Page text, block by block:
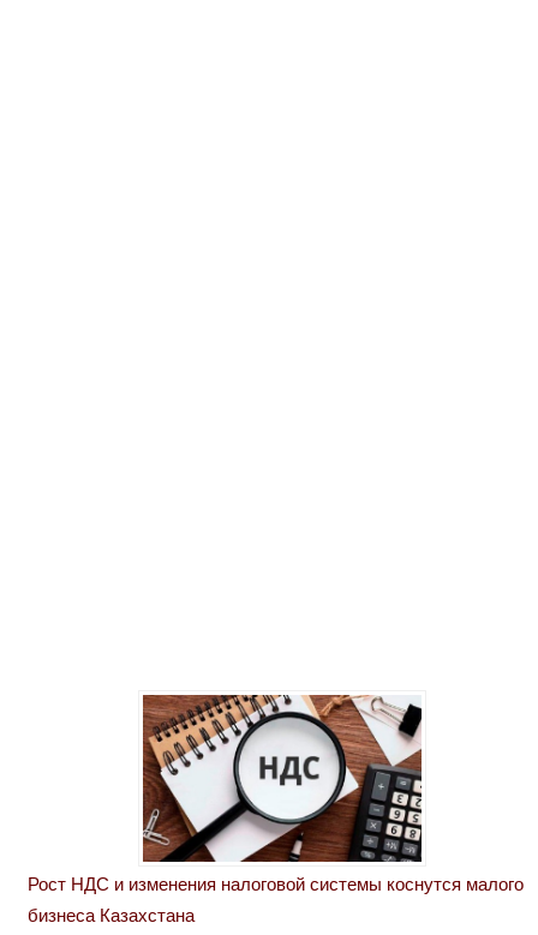
Рост НДС и изменения налоговой системы коснутся малого
бизнеса Казахстана